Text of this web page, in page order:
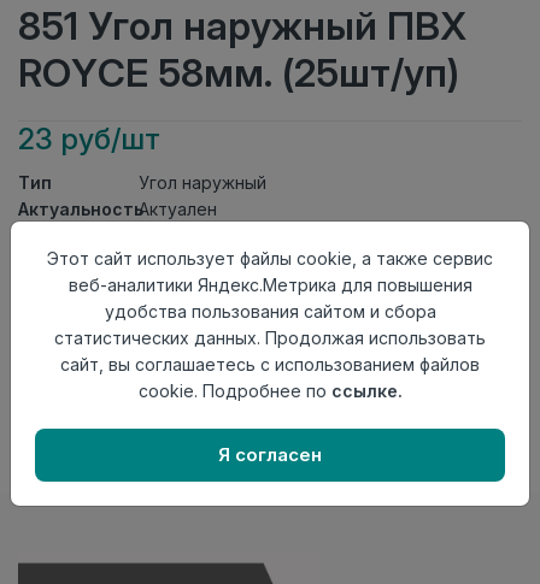
851 Угол наружный ПВХ
ROYCE 58мм. (25шт/уп)
23 руб/шт
Тип
Угол наружный
АктуальностьАктуален
Осталось99 шт
Добавить в корзину
Внимание! Внешний вид товара может отличаться от
представленного на настоящем сайте. Проверяйте
в момент приобретения товара.
Этот сайт использует файлы cookie, а также сервис
веб-аналитики Яндекс.Метрика для повышения
удобства пользования сайтом и сбора
статистических данных. Продолжая использовать
сайт, вы соглашаетесь с использованием файлов
cookie. Подробнее по ссылке.
Я согласен